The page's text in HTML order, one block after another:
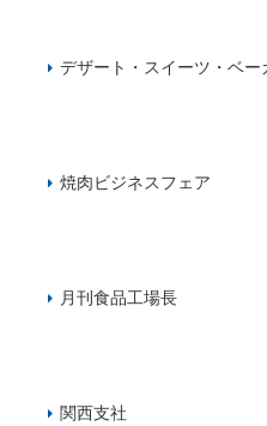
デザート・スイーツ・ベー
焼肉ビジネスフェア
月刊食品工場長
関西支社